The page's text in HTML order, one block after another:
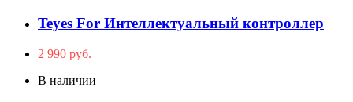
Teyes For Интеллектуальный контроллер
2 990 руб.
В наличии